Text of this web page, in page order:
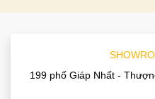
199 phố Giáp Nhất -